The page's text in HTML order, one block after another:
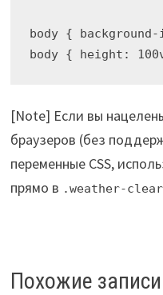
body {
body { height:
[Note] Если вы
браузеров (без
переменные CSS,
прямо в .weather-clear
Похожие